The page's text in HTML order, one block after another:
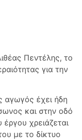
Πεντέλης, το
για την
αγωγός έχει ήδη
και στην οδό
χρειάζεται
με το δίκτυο